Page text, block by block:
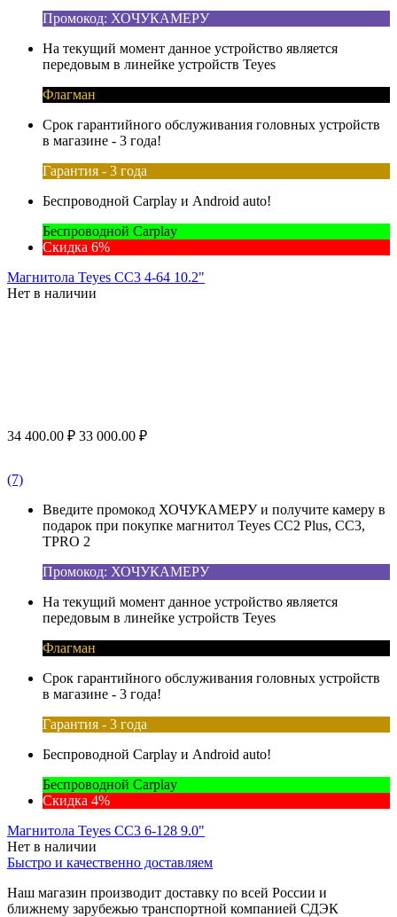
Промокод: ХОЧУКАМЕРУ
На текущий момент данное устройство является
передовым в линейке устройств Teyes
Флагман
Срок гарантийного обслуживания головных устройств
в магазине - 3 года!
Гарантия - 3 года
Беспроводной Carplay и Android auto!
Беспроводной Carplay
Скидка 6%
Магнитола Teyes CC3 4-64 10.2"
Нет в наличии
34 400.00 ₽ 33 000.00 ₽
(7)
Введите промокод ХОЧУКАМЕРУ и получите камеру в
подарок при покупке магнитол Teyes CC2 Plus, CC3,
TPRO 2
Промокод: ХОЧУКАМЕРУ
На текущий момент данное устройство является
передовым в линейке устройств Teyes
Флагман
Срок гарантийного обслуживания головных устройств
в магазине - 3 года!
Гарантия - 3 года
Беспроводной Carplay и Android auto!
Беспроводной Carplay
Скидка 4%
Магнитола Teyes CC3 6-128 9.0"
Нет в наличии
Быстро и качественно доставляем
Наш магазин производит доставку по всей России и
ближнему зарубежью транспортной компанией СДЭК